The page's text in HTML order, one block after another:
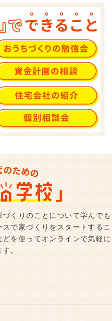
くりのことについて学んでも
で家づくりをスタートするこ
を使ってオンラインで気軽に
す。